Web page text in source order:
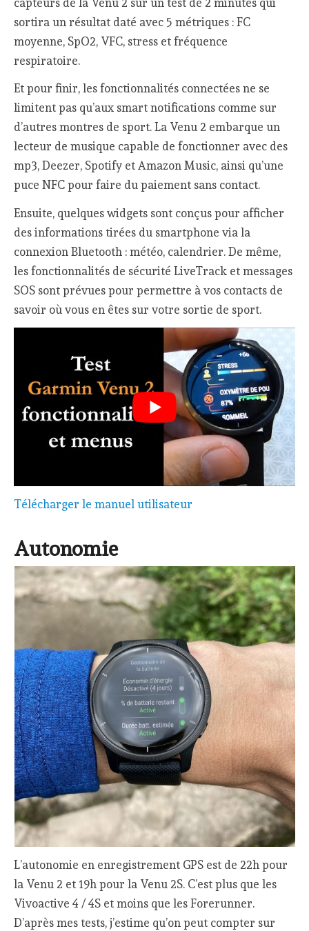
sortira un résultat daté avec 5 métriques : FC
moyenne, SpO2, VFC, stress et fréquence
respiratoire.
Et pour finir, les fonctionnalités connectées ne se
limitent pas qu’aux smart notifications comme sur
d’autres montres de sport. La Venu 2 embarque un
lecteur de musique capable de fonctionner avec des
mp3, Deezer, Spotify et Amazon Music, ainsi qu’une
puce NFC pour faire du paiement sans contact.
Ensuite, quelques widgets sont conçus pour afficher
des informations tirées du smartphone via la
connexion Bluetooth : météo, calendrier. De même,
les fonctionnalités de sécurité LiveTrack et messages
SOS sont prévues pour permettre à vos contacts de
savoir où vous en êtes sur votre sortie de sport.
Télécharger le manuel utilisateur
Autonomie
L’autonomie en enregistrement GPS est de 22h pour
la Venu 2 et 19h pour la Venu 2S. C’est plus que les
Vivoactive 4 / 4S et moins que les Forerunner.
D’après mes tests, j’estime qu’on peut compter sur